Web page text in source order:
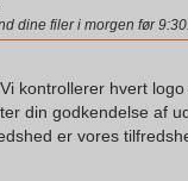
dine filer i morgen før 9:30.
kontrollerer hvert
din godkendelse af
er vores